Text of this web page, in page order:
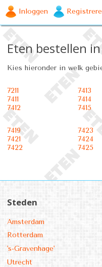
Inloggen
Eten bestellen
Kies hieronder in welk
7211
7411
7412
7413
7414
7415
7419
7421
7422
7423
7424
7425
Steden
Amsterdam
Rotterdam
's-Gravenhage'
Utrecht